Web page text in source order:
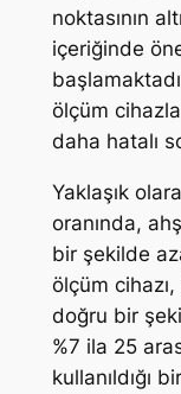
noktasının
içeriğinde
ölçüm
daha hatalı
Yaklaşık
oranında,
bir şekilde
ölçüm
doğru bir
%7 ila 25
kullanıldığı